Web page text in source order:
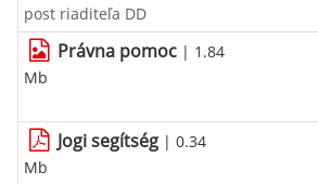
post riaditeľa DD
Právna pomoc | 1.84
Mb
Jogi segítség | 0.34
Mb